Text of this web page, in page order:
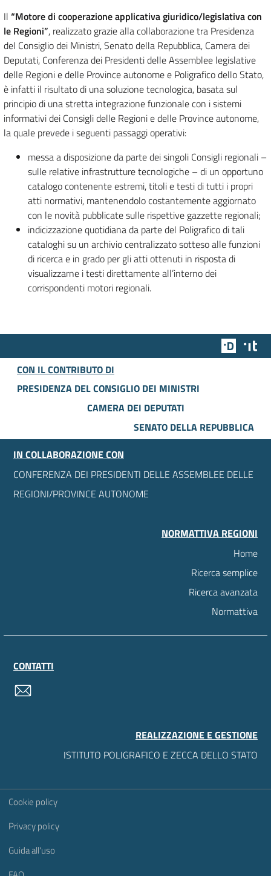
Il “Motore di cooperazione applicativa giuridico/legislativa con
le Regioni”, realizzato grazie alla collaborazione tra Presidenza
del Consiglio dei Ministri, Senato della Repubblica, Camera dei
Deputati, Conferenza dei Presidenti delle Assemblee legislative
delle Regioni e delle Province autonome e Poligrafico dello Stato,
è infatti il risultato di una soluzione tecnologica, basata sul
principio di una stretta integrazione funzionale con i sistemi
informativi dei Consigli delle Regioni e delle Province autonome,
la quale prevede i seguenti passaggi operativi:
messa a disposizione da parte dei singoli Consigli regionali –
sulle relative infrastrutture tecnologiche – di un opportuno
catalogo contenente estremi, titoli e testi di tutti i propri
atti normativi, mantenendolo costantemente aggiornato
con le novità pubblicate sulle rispettive gazzette regionali;
indicizzazione quotidiana da parte del Poligrafico di tali
cataloghi su un archivio centralizzato sotteso alle funzioni
di ricerca e in grado per gli atti ottenuti in risposta di
visualizzarne i testi direttamente all’interno dei
corrispondenti motori regionali.
Team
CON IL CONTRIBUTO DI
PRESIDENZA DEL CONSIGLIO DEI MINISTRI
CAMERA DEI DEPUTATI
SENATO DELLA REPUBBLICA
IN COLLABORAZIONE CON
CONFERENZA DEI PRESIDENTI DELLE ASSEMBLEE DELLE
REGIONI/PROVINCE AUTONOME
NORMATTIVA REGIONI
Home
Ricerca semplice
Ricerca avanzata
Normattiva
CONTATTI
REALIZZAZIONE E GESTIONE
ISTITUTO POLIGRAFICO E ZECCA DELLO STATO
Sezione Link Utili
Cookie policy
Privacy policy
Guida all'uso